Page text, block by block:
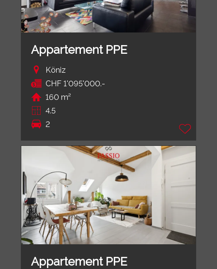
Appartement PPE
Köniz
CHF 1'095'000.-
160 m²
4.5
2
Appartement PPE